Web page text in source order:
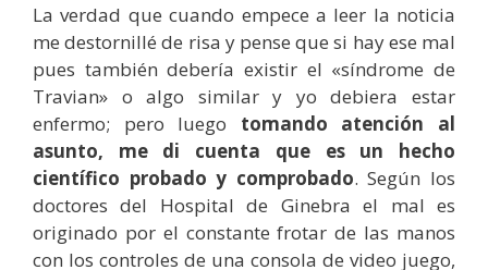
La verdad que cuando empece a leer la noticia
me destornillé de risa y pense que si hay ese mal
pues también debería existir el «síndrome de
Travian» o algo similar y yo debiera estar
enfermo; pero luego tomando atención al
asunto, me di cuenta que es un hecho
científico probado y comprobado. Según los
doctores del Hospital de Ginebra el mal es
originado por el constante frotar de las manos
con los controles de una consola de video juego,